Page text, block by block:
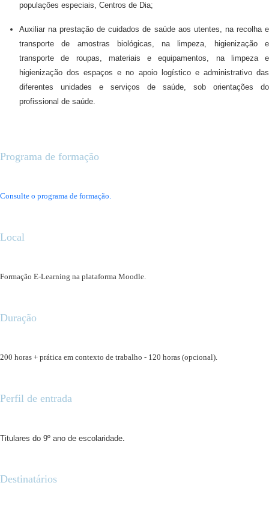
populações especiais, Centros de Dia;
Auxiliar na prestação de cuidados de saúde aos utentes, na recolha e
transporte de amostras biológicas, na limpeza, higienização e
transporte de roupas, materiais e equipamentos, na limpeza e
higienização dos espaços e no apoio logístico e administrativo das
diferentes unidades e serviços de saúde, sob orientações do
profissional de saúde.
Programa de formação
Consulte o programa de formação.
Local
Formação E-Learning na plataforma Moodle.
Duração
200 horas + prática em contexto de trabalho - 120 horas (opcional).
Perfil de entrada
Titulares do 9º ano de escolaridade.
Destinatários